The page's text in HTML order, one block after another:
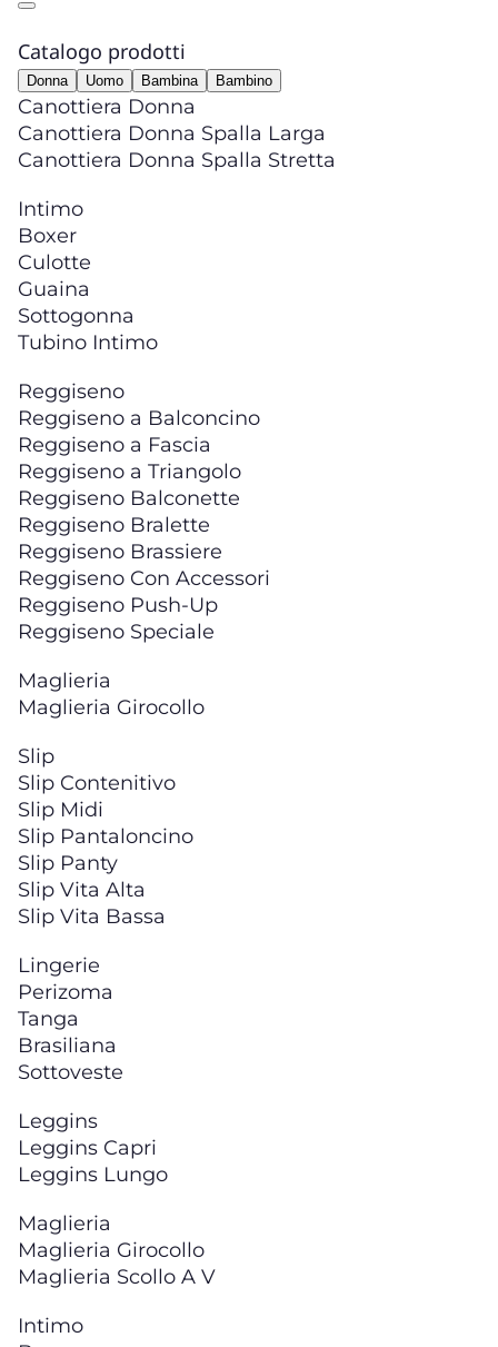
Catalogo prodotti
Donna Uomo Bambina Bambino
Canottiera Donna
Canottiera Donna Spalla Larga
Canottiera Donna Spalla Stretta
Intimo
Boxer
Culotte
Guaina
Sottogonna
Tubino Intimo
Reggiseno
Reggiseno a Balconcino
Reggiseno a Fascia
Reggiseno a Triangolo
Reggiseno Balconette
Reggiseno Bralette
Reggiseno Brassiere
Reggiseno Con Accessori
Reggiseno Push-Up
Reggiseno Speciale
Maglieria
Maglieria Girocollo
Slip
Slip Contenitivo
Slip Midi
Slip Pantaloncino
Slip Panty
Slip Vita Alta
Slip Vita Bassa
Lingerie
Perizoma
Tanga
Brasiliana
Sottoveste
Leggins
Leggins Capri
Leggins Lungo
Maglieria
Maglieria Girocollo
Maglieria Scollo A V
Intimo